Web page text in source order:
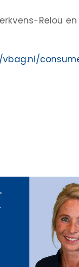
Relou
vbag.nl/